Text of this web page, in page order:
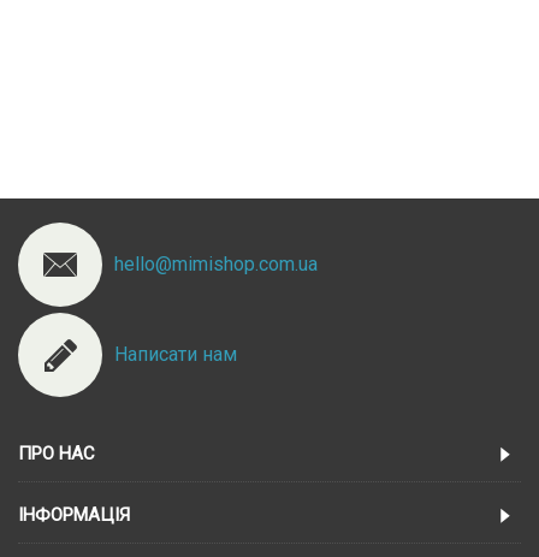
hello@mimishop.com.ua
Написати нам
ПРО НАС
ІНФОРМАЦІЯ